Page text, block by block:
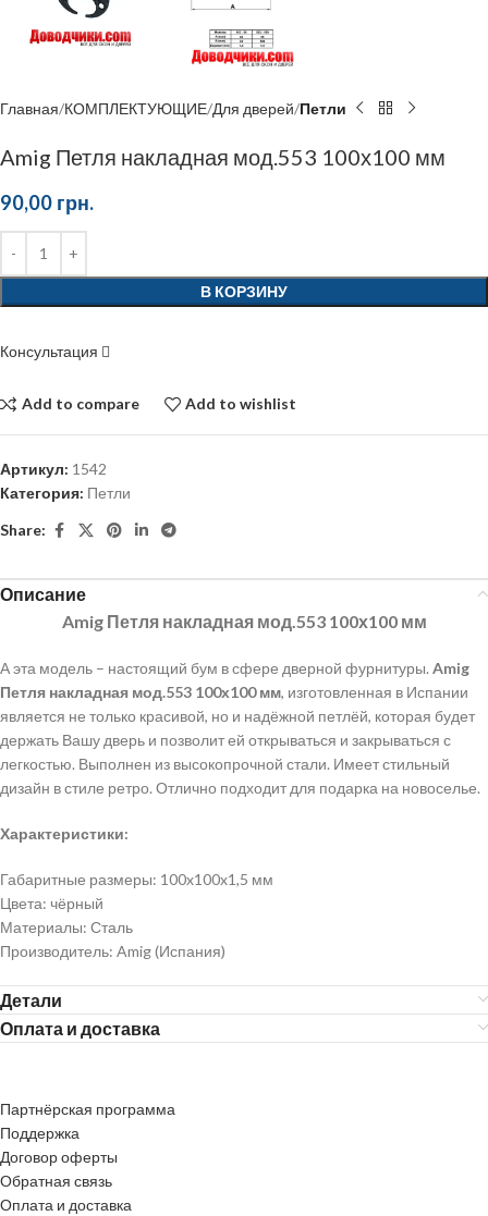
Главная КОМПЛЕКТУЮЩИЕ Для дверей Петли
Amig Петля накладная мод.553 100х100 мм
90,00 грн.
В КОРЗИНУ
Консультация
Add to compare Add to wishlist
Артикул: 1542
Категория: Петли
Share:
Описание
Amig Петля накладная мод.553 100х100 мм
А эта модель – настоящий бум в сфере дверной фурнитуры. Amig
Петля накладная мод.553 100х100 мм, изготовленная в Испании
является не только красивой, но и надёжной петлёй, которая будет
держать Вашу дверь и позволит ей открываться и закрываться с
легкостью. Выполнен из высокопрочной стали. Имеет стильный
дизайн в стиле ретро. Отлично подходит для подарка на новоселье.
Характеристики:
Габаритные размеры: 100x100x1,5 мм
Цвета: чёрный
Материалы: Сталь
Производитель: Amig (Испания)
Детали
Оплата и доставка
Партнёрская программа
Поддержка
Договор оферты
Обратная связь
Оплата и доставка